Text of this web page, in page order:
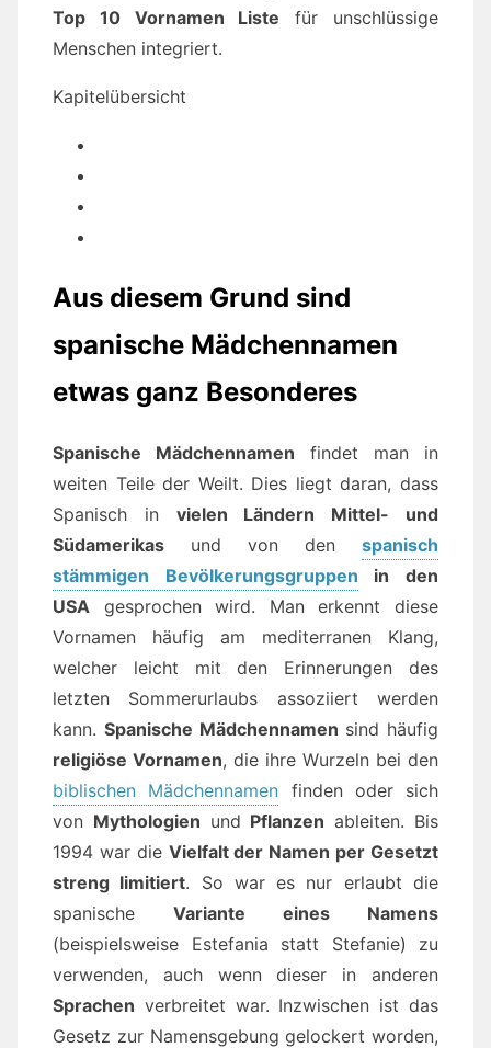
Top 10 Vornamen Liste für unschlüssige
Menschen integriert.
Kapitelübersicht
Aus diesem Grund sind
spanische Mädchennamen
etwas ganz Besonderes
Spanische Mädchennamen findet man in
weiten Teile der Weilt. Dies liegt daran, dass
Spanisch in vielen Ländern Mittel- und
Südamerikas und von den spanisch
stämmigen Bevölkerungsgruppen in den
USA gesprochen wird. Man erkennt diese
Vornamen häufig am mediterranen Klang,
welcher leicht mit den Erinnerungen des
letzten Sommerurlaubs assoziiert werden
kann. Spanische Mädchennamen sind häufig
religiöse Vornamen, die ihre Wurzeln bei den
biblischen Mädchennamen finden oder sich
von Mythologien und Pflanzen ableiten. Bis
1994 war die Vielfalt der Namen per Gesetzt
streng limitiert. So war es nur erlaubt die
spanische Variante eines Namens
(beispielsweise Estefania statt Stefanie) zu
verwenden, auch wenn dieser in anderen
Sprachen verbreitet war. Inzwischen ist das
Gesetz zur Namensgebung gelockert worden,